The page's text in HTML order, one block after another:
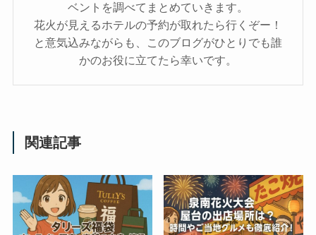
ベントを調べてまとめていきます。
花火が見えるホテルの予約が取れたら行くぞー！
と意気込みながらも、このブログがひとりでも誰
かのお役に立てたら幸いです。
関連記事